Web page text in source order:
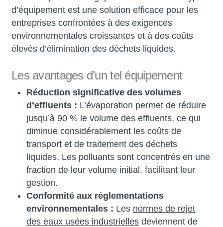
d’équipement est une solution efficace pour les
entreprises confrontées à des exigences
environnementales croissantes et à des coûts
élevés d’élimination des déchets liquides.
Les avantages d’un tel équipement
Réduction significative des volumes
d’effluents : L’évaporation permet de réduire
jusqu’à 90 % le volume des effluents, ce qui
diminue considérablement les coûts de
transport et de traitement des déchets
liquides. Les polluants sont concentrés en une
fraction de leur volume initial, facilitant leur
gestion.
Conformité aux réglementations
environnementales : Les normes de rejet
des eaux usées industriellesdeviennent de